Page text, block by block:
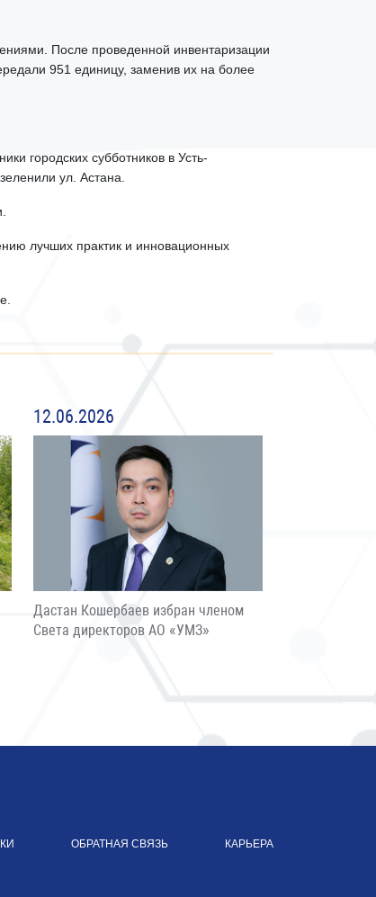
После проведенной инвентаризации
951 единицу, заменив их на более
городских субботников в Усть-
ул. Астана.
лучших практик и инновационных
12.06.2026
Дастан Кошербаев избран членом
Света директоров АО «УМЗ»
ОБРАТНАЯ СВЯЗЬ КАРЬЕРА